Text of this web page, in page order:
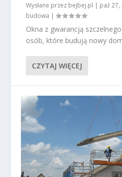
Wysłane przez bejbej.pl | paź 27,
budowa |
Okna z gwarancją
osób, które budują nowy
CZYTAJ WIĘCEJ